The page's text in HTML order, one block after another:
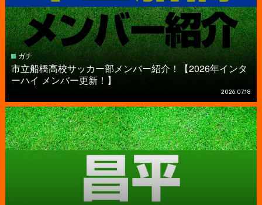
ガチ
市立船橋高校サッカー部メンバー紹介！【2026年インタ
ーハイ メンバー更新！】
2026.07.18